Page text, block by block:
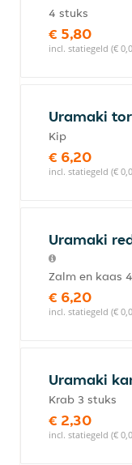
4 stuks
€ 5,80
incl. statiegeld (€
Uramaki
Kip
€ 6,20
incl. statiegeld (€
Uramaki
Zalm en kaas
€ 6,20
incl. statiegeld (€
Uramaki
Krab 3 stuks
€ 2,30
incl. statiegeld (€